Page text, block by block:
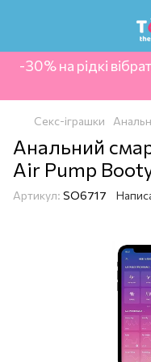
-30% на рідкі
Секс-іграшки
Анальний
Air Pump
Артикул: SO6717